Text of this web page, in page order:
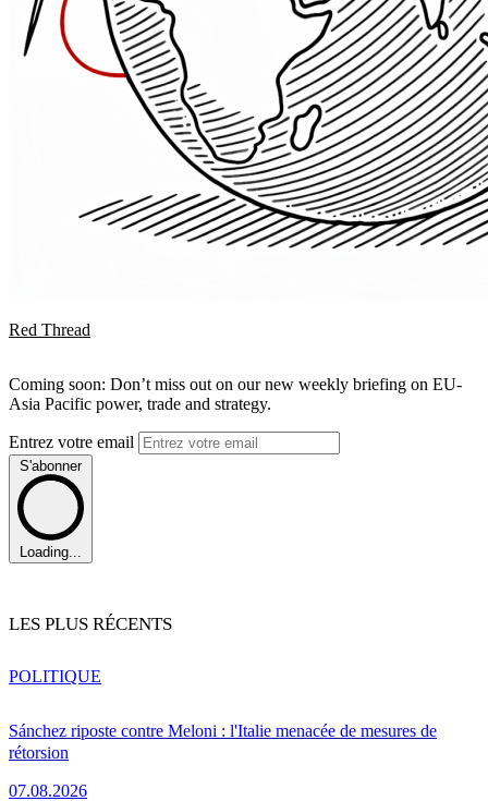
Red Thread
Coming soon: Don’t miss out on our new weekly briefing on EU-
Asia Pacific power, trade and strategy.
Entrez votre email
S'abonner
Loading...
LES PLUS RÉCENTS
Sánchez riposte contre Meloni : l'Italie menacée de mesures de
rétorsion
07.08.2026
POLITIQUE